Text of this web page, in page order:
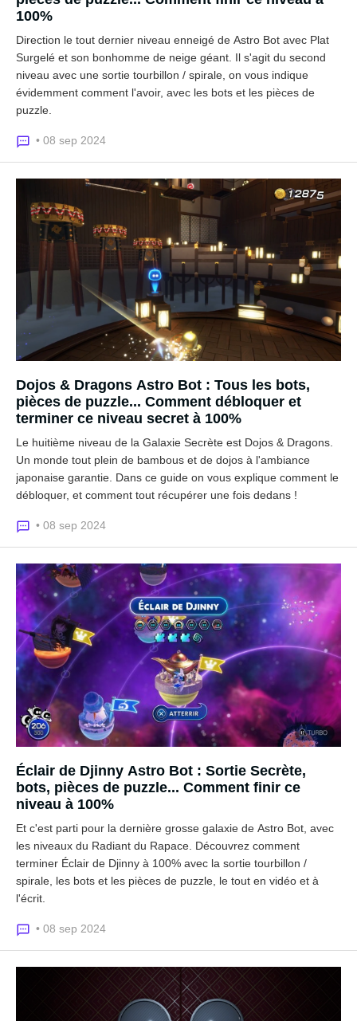
100%
Direction le tout dernier niveau enneigé de Astro Bot avec Plat
Surgelé et son bonhomme de neige géant. Il s'agit du second
niveau avec une sortie tourbillon / spirale, on vous indique
évidemment comment l'avoir, avec les bots et les pièces de
puzzle.
• 08 sep 2024
Dojos & Dragons Astro Bot : Tous les bots,
pièces de puzzle... Comment débloquer et
terminer ce niveau secret à 100%
Le huitième niveau de la Galaxie Secrète est Dojos & Dragons.
Un monde tout plein de bambous et de dojos à l'ambiance
japonaise garantie. Dans ce guide on vous explique comment le
débloquer, et comment tout récupérer une fois dedans !
• 08 sep 2024
Éclair de Djinny Astro Bot : Sortie Secrète,
bots, pièces de puzzle... Comment finir ce
niveau à 100%
Et c'est parti pour la dernière grosse galaxie de Astro Bot, avec
les niveaux du Radiant du Rapace. Découvrez comment
terminer Éclair de Djinny à 100% avec la sortie tourbillon /
spirale, les bots et les pièces de puzzle, le tout en vidéo et à
l'écrit.
• 08 sep 2024